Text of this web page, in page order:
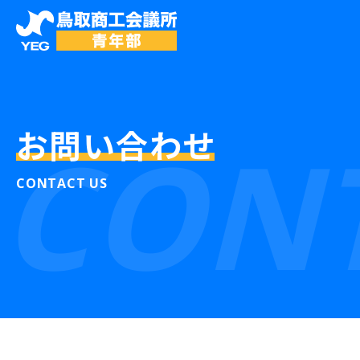
お問い合わせ
CONTACT US